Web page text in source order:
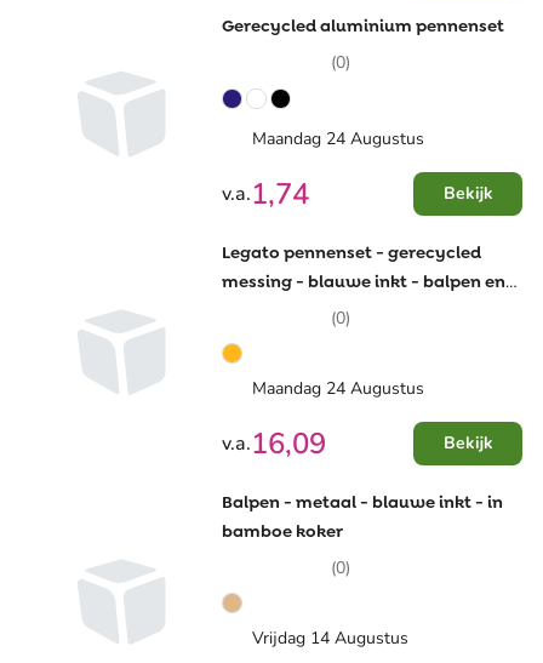
Gerecycled aluminium pennenset
(0)
Maandag 24 Augustus
v.a.1,74 Bekijk
Legato pennenset - gerecycled
messing - blauwe inkt - balpen en
rollerbalpen - geschenkverpakking
(0)
Maandag 24 Augustus
v.a.16,09 Bekijk
Balpen - metaal - blauwe inkt - in
bamboe koker
(0)
Vrijdag 14 Augustus